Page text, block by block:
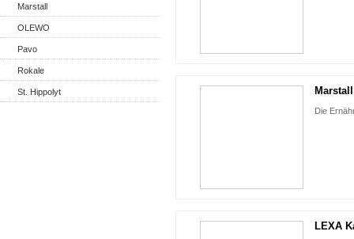
Marstall
OLEWO
Pavo
Rokale
St. Hippolyt
Die
LEXA